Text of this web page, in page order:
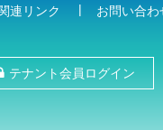
連リンク お問い合わ
テナント会員ログイン